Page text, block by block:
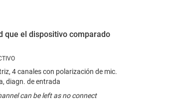
que el dispositivo comparado
4 canales con polarización de mic.
diagn. de entrada
can be left as no connect